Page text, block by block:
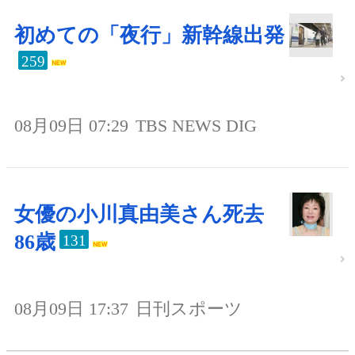
初めての「夜行」新幹線出発
259
08月09日 07:29 TBS NEWS DIG
女優の小川真由美さん死去
86歳 131
08月09日 17:37 日刊スポーツ